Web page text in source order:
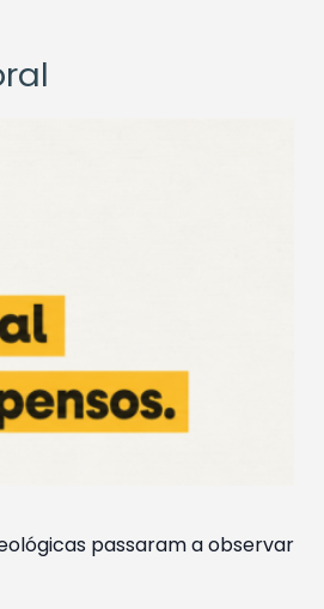
passaram a observar